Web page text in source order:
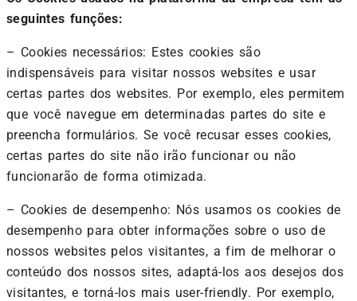
seguintes funções:
– Cookies necessários: Estes cookies são
indispensáveis para visitar nossos websites e usar
certas partes dos websites. Por exemplo, eles permitem
que você navegue em determinadas partes do site e
preencha formulários. Se você recusar esses cookies,
certas partes do site não irão funcionar ou não
funcionarão de forma otimizada.
– Cookies de desempenho: Nós usamos os cookies de
desempenho para obter informações sobre o uso de
nossos websites pelos visitantes, a fim de melhorar o
conteúdo dos nossos sites, adaptá-los aos desejos dos
visitantes, e torná-los mais user-friendly. Por exemplo,